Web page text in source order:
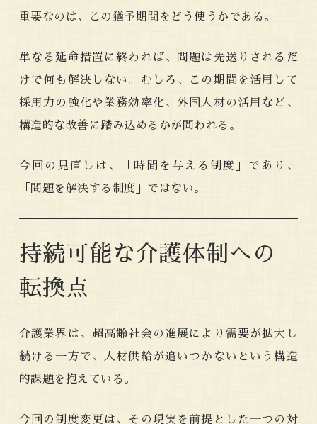
重要なのは、この猶予期間をどう使うかである。
単なる延命措置に終われば、問題は先送りされるだ
けで何も解決しない。むしろ、この期間を活用して
採用力の強化や業務効率化、外国人材の活用など、
構造的な改善に踏み込めるかが問われる。
今回の見直しは、「時間を与える制度」であり、
「問題を解決する制度」ではない。
持続可能な介護体制への
転換点
介護業界は、超高齢社会の進展により需要が拡大し
続ける一方で、人材供給が追いつかないという構造
的課題を抱えている。
今回の制度変更は、その現実を前提とした一つの対